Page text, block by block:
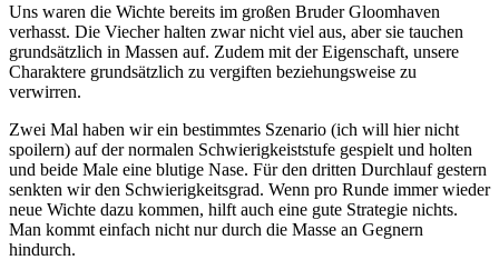
Uns waren die Wichte bereits im großen Bruder Gloomhaven
verhasst. Die Viecher halten zwar nicht viel aus, aber sie tauchen
grundsätzlich in Massen auf. Zudem mit der Eigenschaft, unsere
Charaktere grundsätzlich zu vergiften beziehungsweise zu
verwirren.
Zwei Mal haben wir ein bestimmtes Szenario (ich will hier nicht
spoilern) auf der normalen Schwierigkeiststufe gespielt und holten
und beide Male eine blutige Nase. Für den dritten Durchlauf gestern
senkten wir den Schwierigkeitsgrad. Wenn pro Runde immer wieder
neue Wichte dazu kommen, hilft auch eine gute Strategie nichts.
Man kommt einfach nicht nur durch die Masse an Gegnern
hindurch.